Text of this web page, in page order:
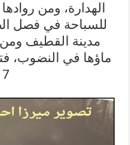
الهدارة، ومن
للسباحة في فصل
مدينة القطيف ومن
ماؤها في النضوب،